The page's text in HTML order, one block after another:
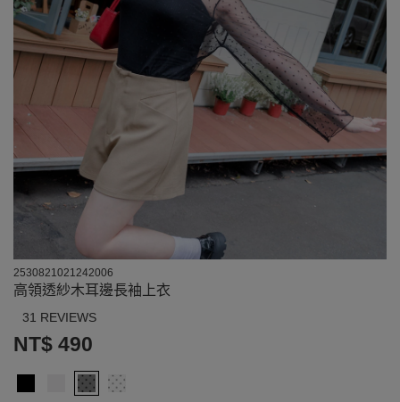
2530821021242006
高領透紗木耳邊長袖上衣
31 REVIEWS
NT$ 490